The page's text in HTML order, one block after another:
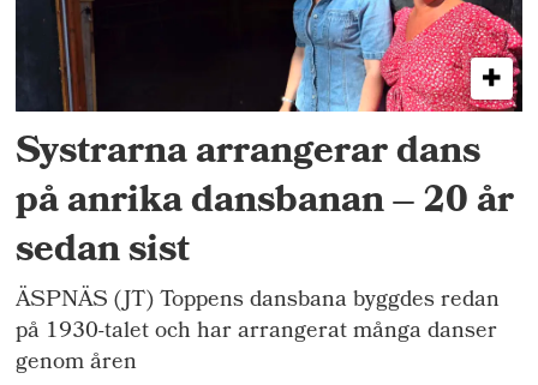
Systrarna arrangerar dans
på anrika dansbanan – 20 år
sedan sist
ÄSPNÄS (JT) Toppens dansbana byggdes redan
på 1930-talet och har arrangerat många danser
genom åren